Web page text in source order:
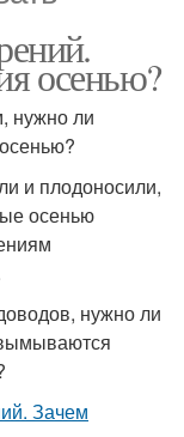
осенью?
нужно ли
и плодоносили,
осенью
нужно ли